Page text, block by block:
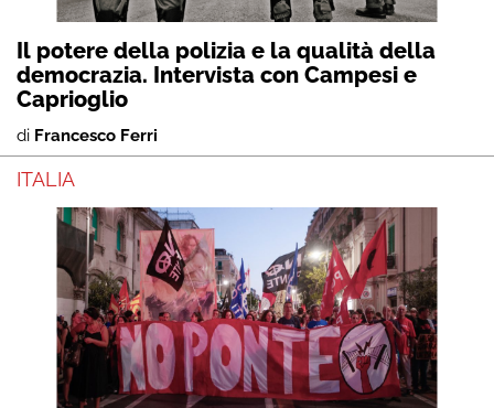
Il potere della polizia e la qualità della
democrazia. Intervista con Campesi e
Caprioglio
di Francesco Ferri
ITALIA